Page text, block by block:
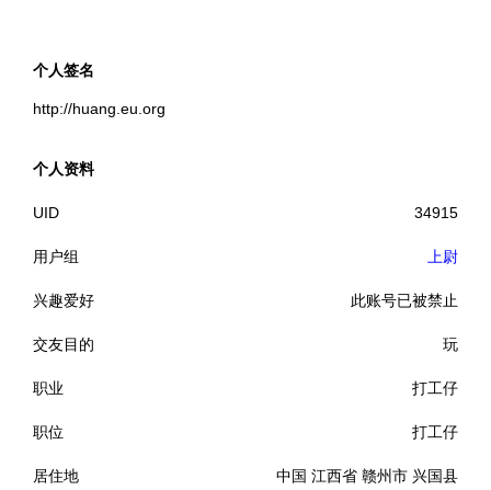
个人签名
http://huang.eu.org
个人资料
UID 34915
用户组 上尉
兴趣爱好 此账号已被禁止
交友目的 玩
职业 打工仔
职位 打工仔
居住地 中国 江西省 赣州市 兴国县